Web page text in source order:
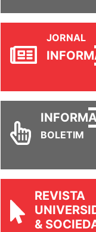
JORNAL
INFORM
INFORM
BOLETIM
REVISTA
&